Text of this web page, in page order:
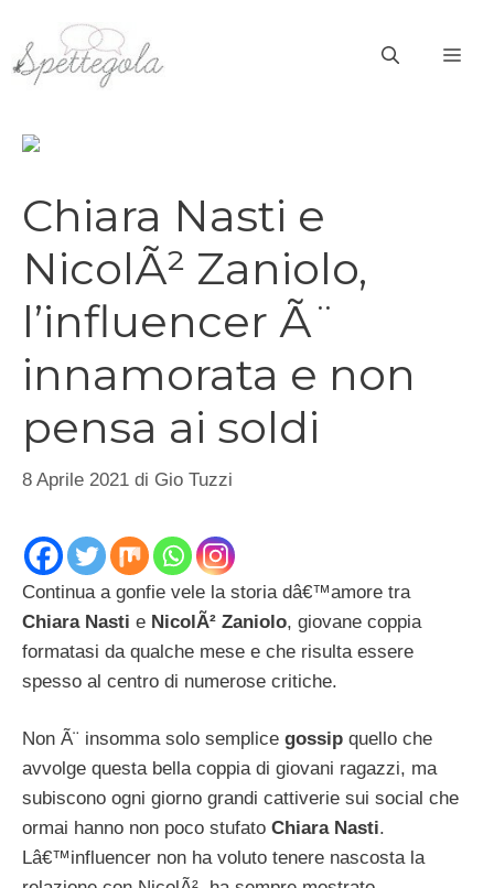
contenuto
Chiara Nasti e
NicolÃ² Zaniolo,
l’influencer Ã¨
innamorata e non
pensa ai soldi
8 Aprile 2021 di Gio Tuzzi
Continua a gonfie vele la storia dâ€™amore tra
Chiara Nasti e NicolÃ² Zaniolo, giovane coppia
formatasi da qualche mese e che risulta essere
spesso al centro di numerose critiche.
Non Ã¨ insomma solo semplice gossip quello che
avvolge questa bella coppia di giovani ragazzi, ma
subiscono ogni giorno grandi cattiverie sui social che
ormai hanno non poco stufato Chiara Nasti.
Lâ€™influencer non ha voluto tenere nascosta la